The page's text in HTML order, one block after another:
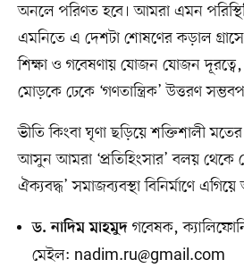
অনলে পরিণত হবে। আমরা এমন
এমনিতে এ দেশটা শোষণের কড়াল গ্রাসে
শিক্ষা ও গবেষণায় যোজন যোজন
মোড়কে ঢেকে ‘গণতান্ত্রিক’ উত্তরণ
ভীতি কিংবা ঘৃণা ছড়িয়ে শক্তিশালী মতের
আসুন আমরা ‘প্রতিহিংসার’ বলয় থেকে
ঐক্যবদ্ধ’ সমাজব্যবস্থা বিনির্মাণে
ড. নাদিম মাহমুদগবেষক,
মেইল: nadim.ru@gmail.com